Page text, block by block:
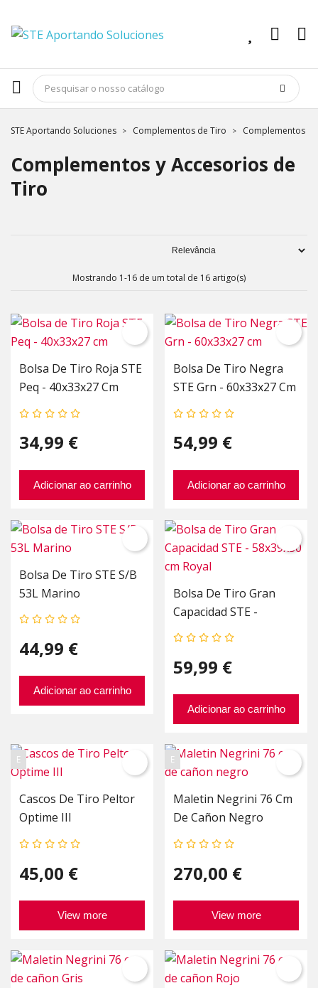
STE Aportando Soluciones Complementos de Tiro Complementos y
Complementos y Accesorios de
Tiro
Mostrando 1-16 de um total de 16 artigo(s)
Bolsa De Tiro Roja STE
Peq - 40x33x27 Cm
34,99 €
Adicionar ao carrinho
Bolsa De Tiro Negra
STE Grn - 60x33x27 Cm
54,99 €
Adicionar ao carrinho
Bolsa De Tiro STE S/B
53L Marino
44,99 €
Adicionar ao carrinho
Bolsa De Tiro Gran
Capacidad STE -
58x39x30 Cm Royal
59,99 €
Adicionar ao carrinho
Cascos De Tiro Peltor
Optime III
45,00 €
View more
E
Maletin Negrini 76 Cm
De Cañon Negro
270,00 €
View more
E